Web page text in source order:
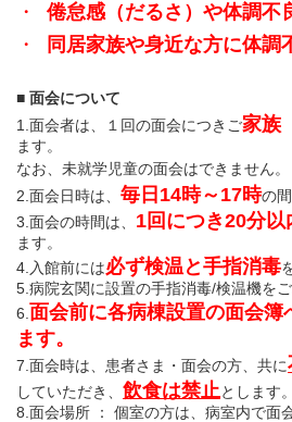
・ 倦怠感（だるさ）や体調不
・
同居家族や身近な方に体調
■ 面会について
1.面会者は、１回の面会につきご家族
ます。
なお、未就学児童の面会はできません。
2.面会日時は、 毎日14時～17時の
3.面会の時間は、 1回につき20分以
ます。
4.入館前には必ず検温と手指消毒
5.病院玄関に設置の手指消毒/検温機をご
6. 面会前に各病棟設置の面会簿
ます。
7.面会時は、患者さま・面会の方、共に
していただき、 飲食は禁止とします。
8.面会場所 ： 個室の方は、病室内で面